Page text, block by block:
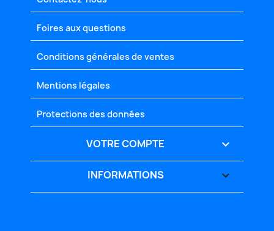
Foires aux questions
Conditions générales de ventes
Mentions légales
Protections des données
VOTRE COMPTE 
INFORMATIONS keyboard_arrow_down